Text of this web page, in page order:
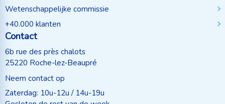
Wetenschappelijke commissie
+40.000 klanten
Contact
6b rue des près chalots
25220 Roche-lez-Beaupré
Neem contact op
Zaterdag: 10u-12u / 14u-19u